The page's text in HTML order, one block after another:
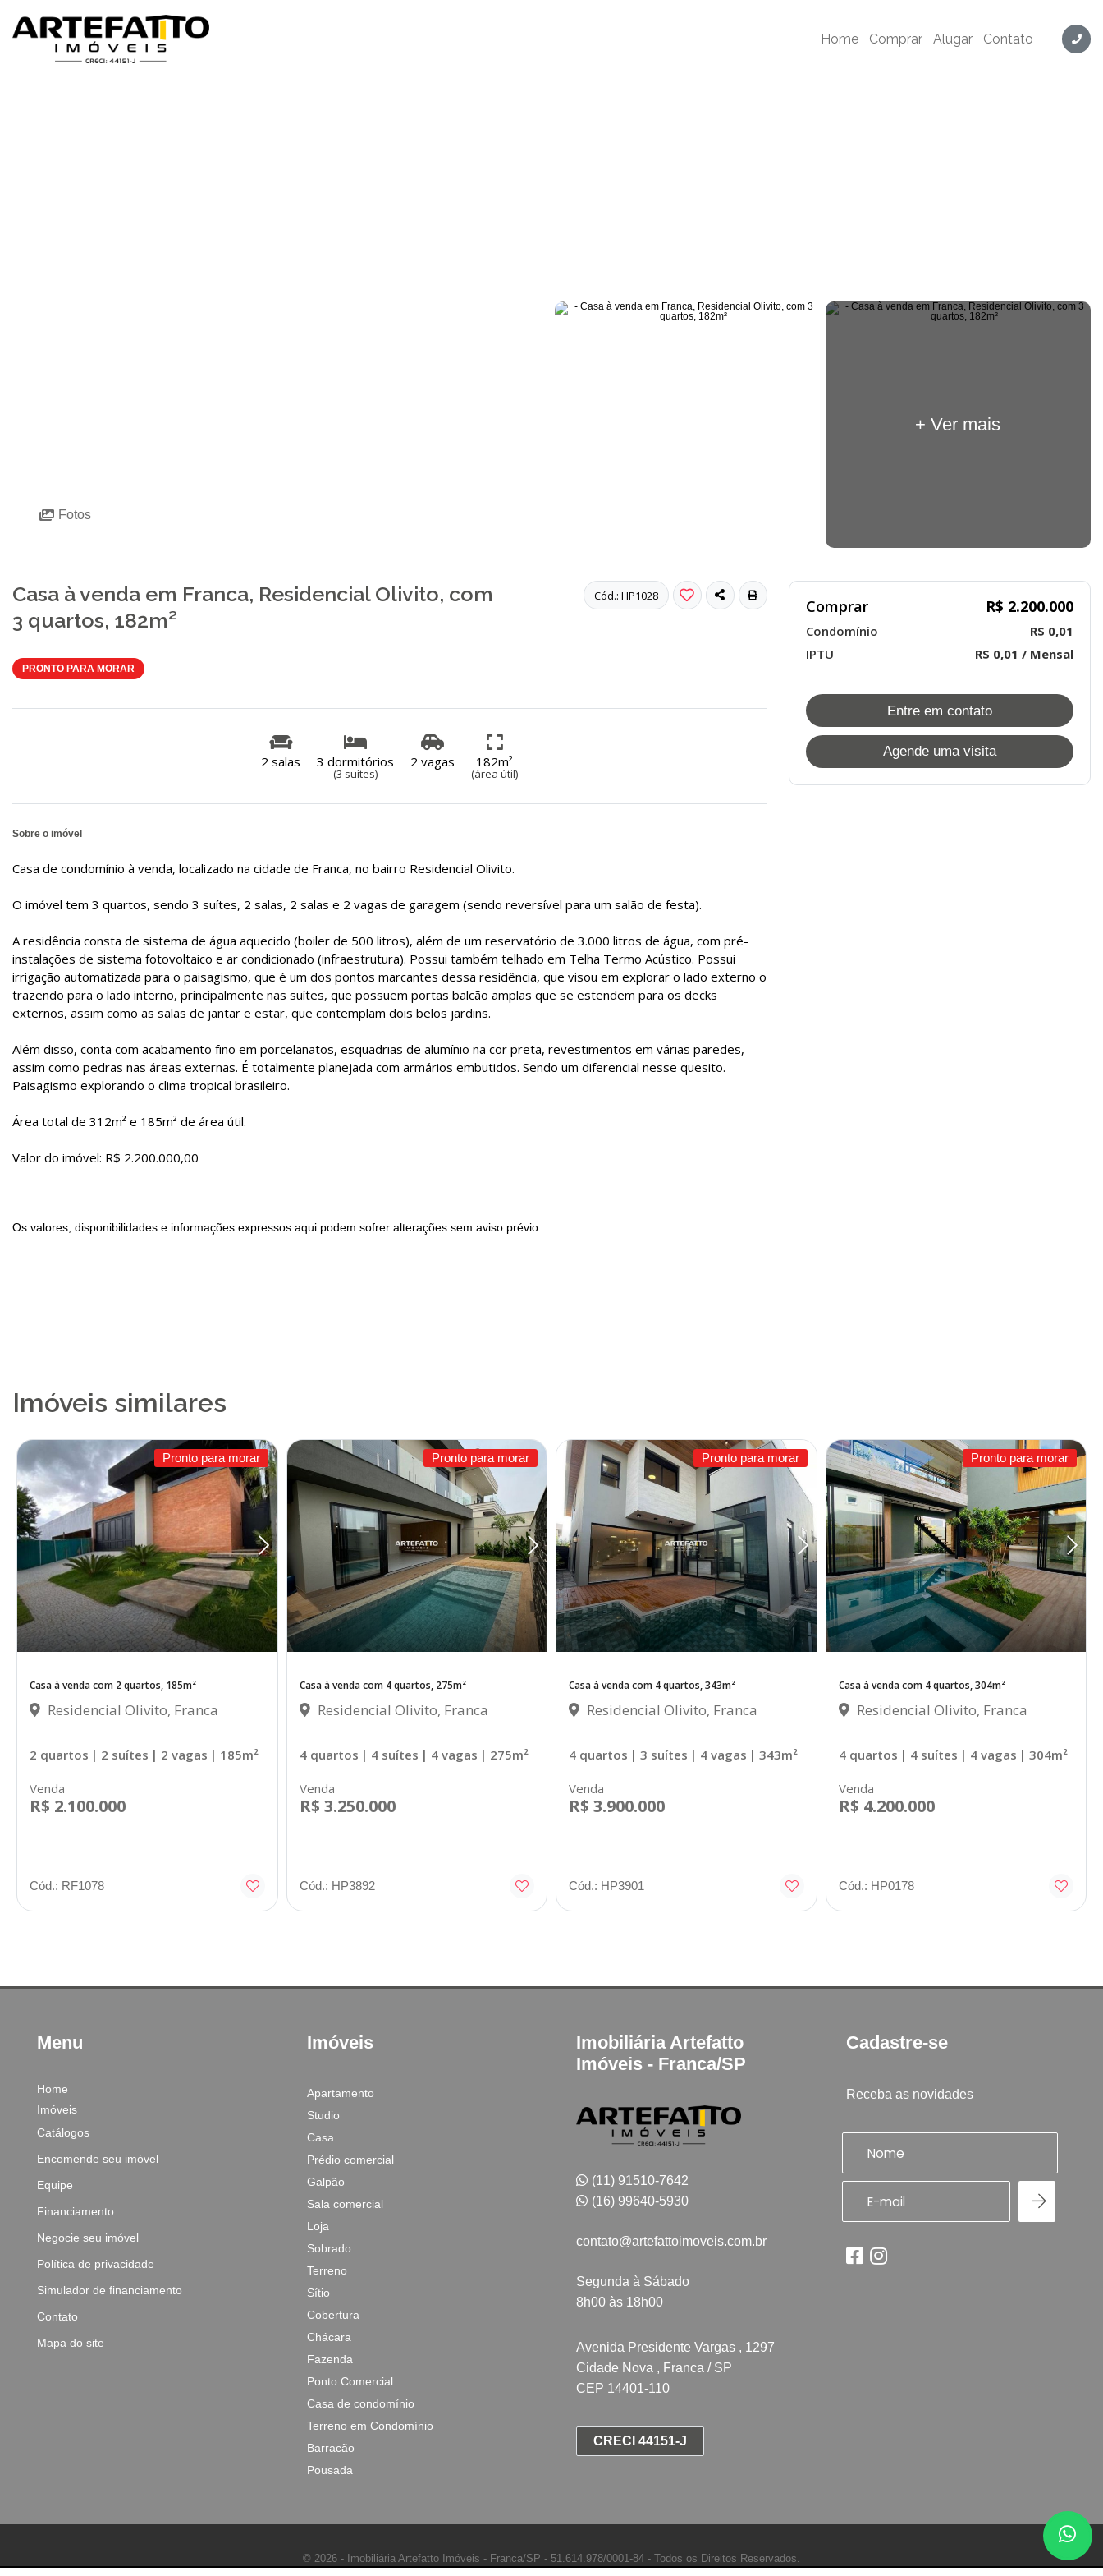
Home Comprar Alugar Contato
Home / Imóveis à venda / Casa / Casa à venda em Franca, Residencial Olivito, com 3 quartos, 182m² - Cód. HP1028
Fotos
+ Ver mais
Cód.: HP1028
Casa à venda em Franca, Residencial Olivito, com
3 quartos, 182m²
PRONTO PARA MORAR
2 salas 3 dormitórios
(3 suítes)
2 vagas 182m²
(área útil)
Sobre o imóvel
Casa de condomínio à venda, localizado na cidade de Franca, no bairro Residencial Olivito.
O imóvel tem 3 quartos, sendo 3 suítes, 2 salas, 2 salas e 2 vagas de garagem (sendo reversível para um salão de festa).
A residência consta de sistema de água aquecido (boiler de 500 litros), além de um reservatório de 3.000 litros de água, com pré-
instalações de sistema fotovoltaico e ar condicionado (infraestrutura). Possui também telhado em Telha Termo Acústico. Possui
irrigação automatizada para o paisagismo, que é um dos pontos marcantes dessa residência, que visou em explorar o lado externo o
trazendo para o lado interno, principalmente nas suítes, que possuem portas balcão amplas que se estendem para os decks
externos, assim como as salas de jantar e estar, que contemplam dois belos jardins.
Além disso, conta com acabamento fino em porcelanatos, esquadrias de alumínio na cor preta, revestimentos em várias paredes,
assim como pedras nas áreas externas. É totalmente planejada com armários embutidos. Sendo um diferencial nesse quesito.
Paisagismo explorando o clima tropical brasileiro.
Área total de 312m² e 185m² de área útil.
Valor do imóvel: R$ 2.200.000,00
Os valores, disponibilidades e informações expressos aqui podem sofrer alterações sem aviso prévio.
Comprar R$ 2.200.000
Condomínio
R$ 0,01
IPTU
R$ 0,01 / Mensal
Entre em contato
Agende uma visita
Imóveis similares
Pronto para morar
Casa à venda com 2 quartos, 185m²
Residencial Olivito, Franca
2 quartos | 2 suítes | 2 vagas | 185m²
Venda
R$ 2.100.000
Cód.: RF1078
Pronto para morar
Casa à venda com 4 quartos, 275m²
Residencial Olivito, Franca
4 quartos | 4 suítes | 4 vagas | 275m²
Venda
R$ 3.250.000
Cód.: HP3892
Pronto para morar
Casa à venda com 4 quartos, 343m²
Residencial Olivito, Franca
4 quartos | 3 suítes | 4 vagas | 343m²
Venda
R$ 3.900.000
Cód.: HP3901
Pronto para morar
Casa à venda com 4 quartos, 304m²
Residencial Olivito, Franca
4 quartos | 4 suítes | 4 vagas | 304m²
Venda
R$ 4.200.000
Cód.: HP0178
Menu
Home
Imóveis
Catálogos
Encomende seu imóvel
Equipe
Financiamento
Negocie seu imóvel
Política de privacidade
Simulador de financiamento
Contato
Mapa do site
Imóveis
Apartamento
Studio
Casa
Prédio comercial
Galpão
Sala comercial
Loja
Sobrado
Terreno
Sítio
Cobertura
Chácara
Fazenda
Ponto Comercial
Casa de condomínio
Terreno em Condomínio
Barracão
Pousada
Imobiliária Artefatto
Imóveis - Franca/SP
(11) 91510-7642
(16) 99640-5930
contato@artefattoimoveis.com.br
Segunda à Sábado
8h00 às 18h00
Avenida Presidente Vargas , 1297
Cidade Nova , Franca / SP
CEP 14401-110
CRECI 44151-J
Cadastre-se
Receba as novidades
© 2026 - Imobiliária Artefatto Imóveis - Franca/SP - 51.614.978/0001-84 - Todos os Direitos Reservados.